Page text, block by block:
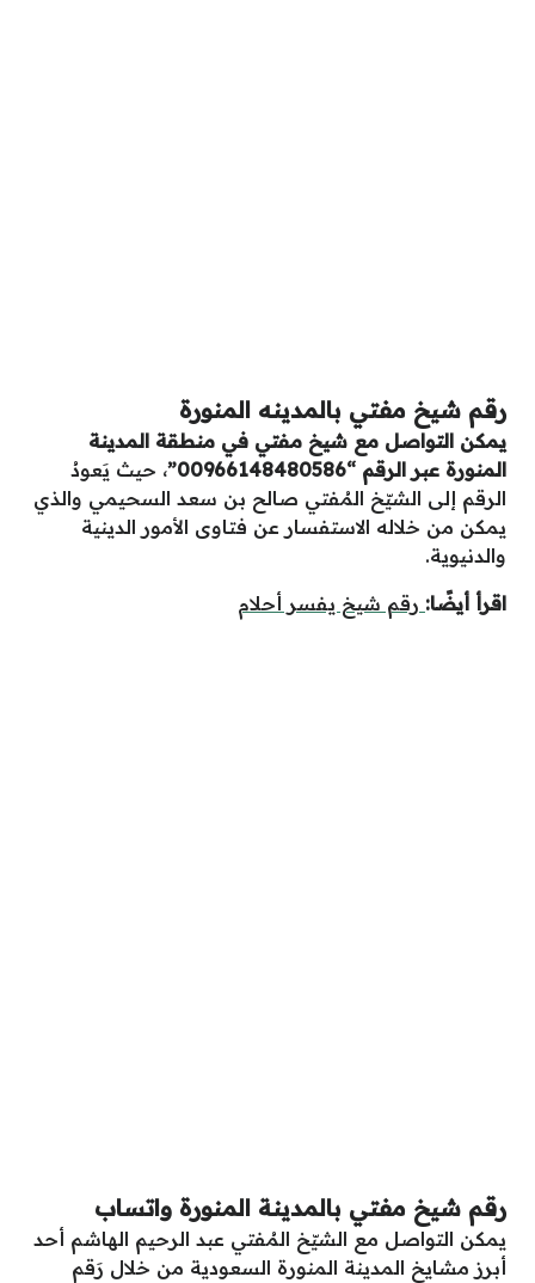
رقم شيخ مفتي بالمدينه المنورة
يمكن التواصل مع شيخ مفتي في منطقة المدينة
المنورة عبر الرقم “00966148480586”
، حيث يَعودُ
الرقم إلى الشيّخ المُفتي صالح بن سعد السحيمي والذي
يمكن من خلاله الاستفسار عن فتاوى الأمور الدينية
والدنيوية.
اقرأ أيضًا: رقم شيخ يفسر أحلام
رقم شيخ مفتي بالمدينة المنورة واتساب
يمكن التواصل مع الشيّخ المُفتي عبد الرحيم الهاشم أحد
أبرز مشايخ المدينة المنورة السعودية من خلال رَقم